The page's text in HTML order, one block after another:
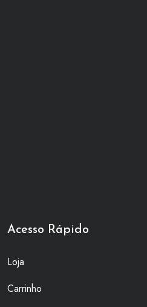
Acesso Rápido
Loja
Carrinho